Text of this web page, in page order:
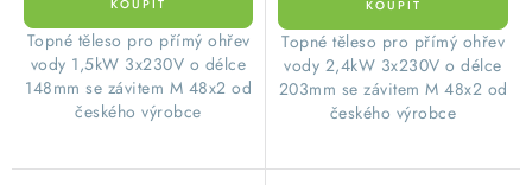
FOTOVOLTAIKA
OHŘÍVAČE VODY
​Topné těleso pro přímý ohřev
vody 1,5kW 3x230V o délce
148mm se závitem M 48x2 od
českého výrobce
​Topné těleso pro přímý ohřev
vody 2,4kW 3x230V o délce
203mm se závitem M 48x2 od
českého výrobce